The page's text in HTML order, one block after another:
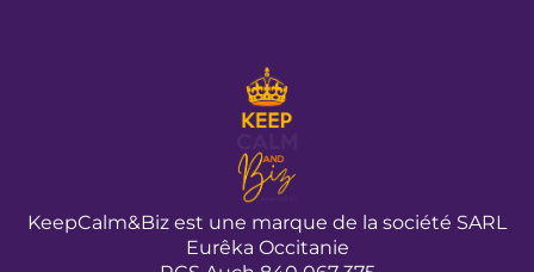
KeepCalm&Biz est une marque de la société SARL
Eurêka Occitanie